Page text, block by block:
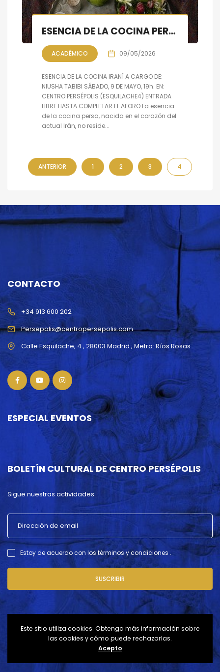
ESENCIA DE LA COCINA PERSA: CONFERENCIA – PROYECCIÓN – TERTULIA
ACADÉMICO 09/05/2026
ESENCIA DE LA COCINA IRANÍ A CARGO DE:
NIUSHA TABIBI SÁBADO, 9 DE MAYO, 19h. EN:
CENTRO PERSÉPOLIS (ESQUILACHE4) ENTRADA
LIBRE HASTA COMPLETAR EL AFORO La esencia
de la cocina persa, nacida en el corazón del
actual Irán, no reside...
ANTERIOR 1 2 3 4
CONTACTO
Persepolis@centropersepolis.com
+34 913 600 202
ESPECIAL EVENTOS
BOLETÍN CULTURAL DE CENTRO PERSÉPOLIS
Sigue nuestras actividades.
Estoy de acuerdo con los términos y condiciones .
SUSCRIBIR
Este sitio utiliza cookies. Obtenga más información sobre
las cookies y cómo puede rechazarlas.
Acepto